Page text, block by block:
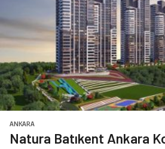
ANKARA
Natura Batıkent Ankara